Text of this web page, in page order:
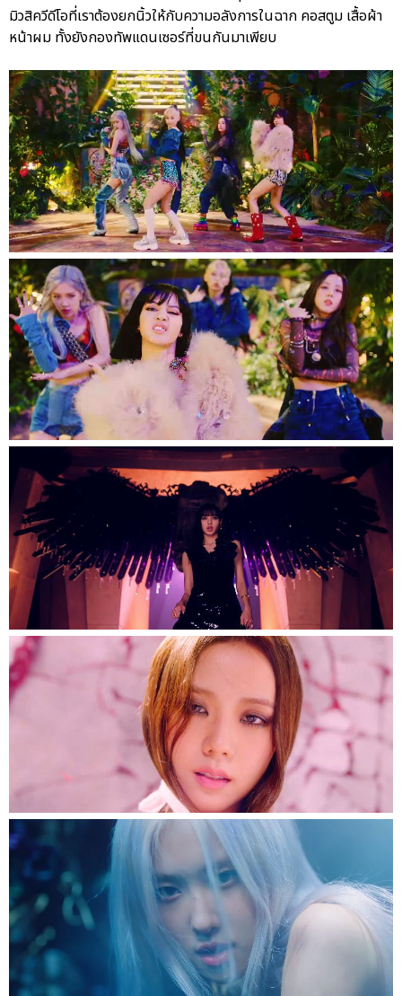
มิวสิควีดีโอที่เราต้องยกนิ้วให้กับความอลังการในฉาก คอสตูม เสื้อผ้า
หน้าผม ทั้งยังกองทัพแดนเซอร์ที่ขนกันมาเพียบ